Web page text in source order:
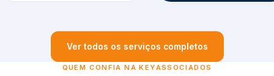
Ver todos os serviços completos
QUEM CONFIA NA KEYASSOCIADOS